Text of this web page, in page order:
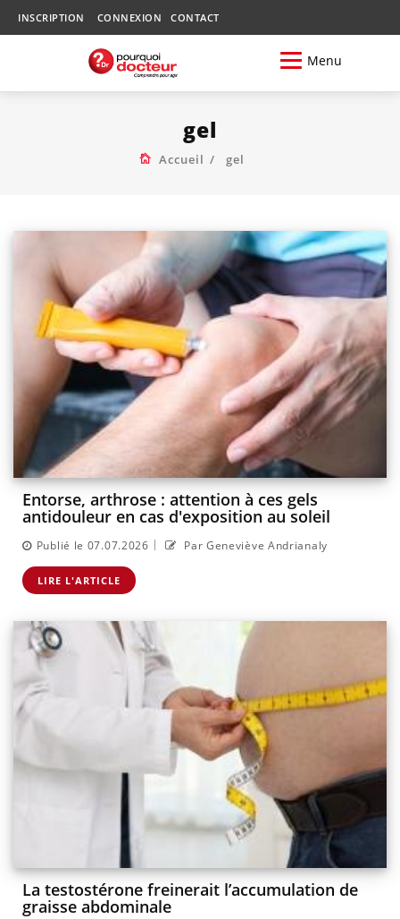
INSCRIPTION CONNEXION CONTACT
Menu
gel
Accueil gel
Entorse, arthrose : attention à ces gels
antidouleur en cas d'exposition au soleil
Publié le 07.07.2026 | Par Geneviève Andrianaly
LIRE L'ARTICLE
La testostérone freinerait l’accumulation de
graisse abdominale